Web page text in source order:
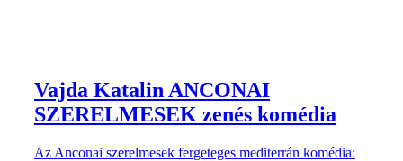
Vajda Katalin ANCONAI
SZERELMESEK zenés komédia
Az Anconai szerelmesek fergeteges mediterrán komédia: